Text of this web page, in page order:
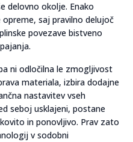
delovno okolje. Enako
saj pravilno delujoč
povezave bistveno
ni odločilna le zmogljivost
materiala, izbira dodajne
nastavitev vseh
seboj usklajeni, postane
in ponovljivo. Prav zato
v sodobni